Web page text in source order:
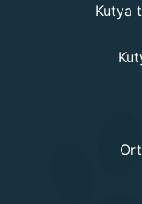
Kutya